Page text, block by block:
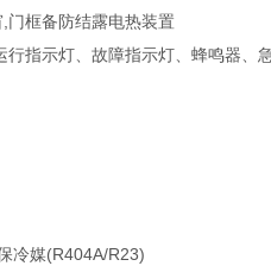
门框备防结露电热装置
指示灯、故障指示灯、蜂鸣器、
冷媒(R404A/R23)